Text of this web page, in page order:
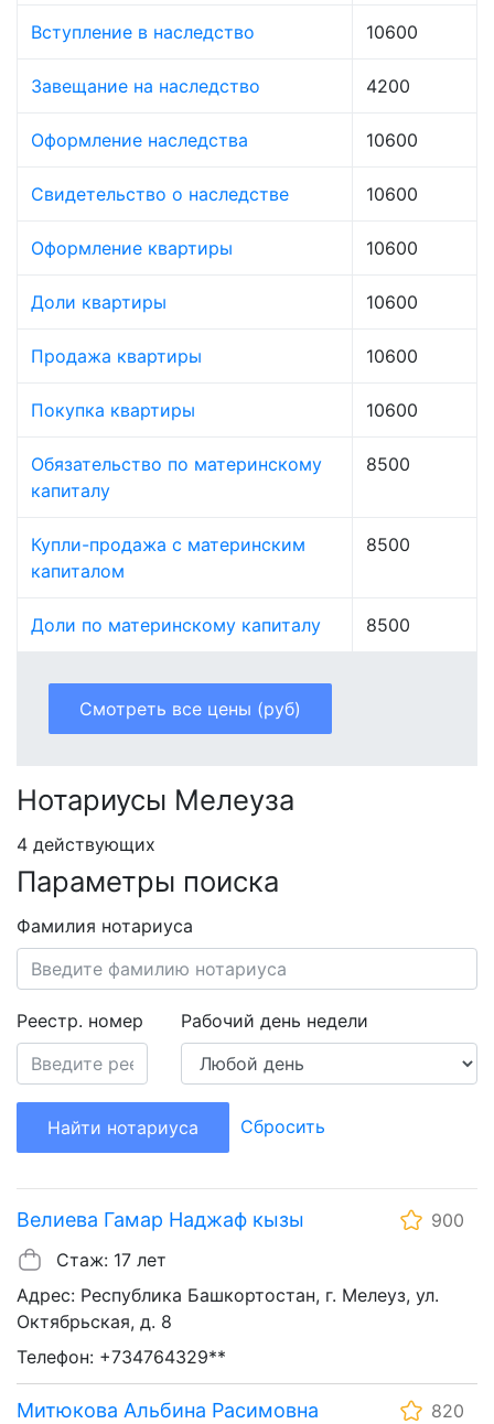
Вступление в наследство 10600
Завещание на наследство 4200
Оформление наследства 10600
Свидетельство о наследстве 10600
Оформление квартиры 10600
Доли квартиры 10600
Продажа квартиры 10600
Покупка квартиры 10600
Обязательство по материнскому
капиталу
8500
Купли-продажа с материнским
капиталом
8500
Доли по материнскому капиталу 8500
Смотреть все цены (руб)
Нотариусы Мелеуза
4 действующих
Параметры поиска
Фамилия нотариуса
Реестр. номер Рабочий день недели
Найти нотариуса Сбросить
Велиева Гамар Наджаф кызы
900
Стаж: 17 лет
Адрес: Республика Башкортостан, г. Мелеуз, ул.
Октябрьская, д. 8
Телефон: +734764329**
Митюкова Альбина Расимовна 820